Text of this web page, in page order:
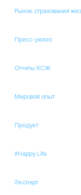
Рынок страхования
Пресс-релиз
Отчеты КСЖ
Мировой опыт
Продукт
#Happy Life
Эксперт